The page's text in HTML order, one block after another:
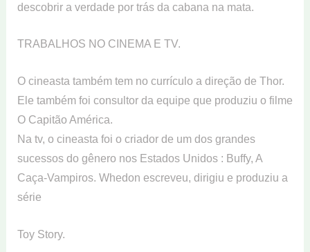
descobrir a verdade por trás da cabana na mata.
TRABALHOS NO CINEMA E TV.
O cineasta também tem no currículo a direção de Thor.
Ele também foi consultor da equipe que produziu o filme
O Capitão América.
Na tv, o cineasta foi o criador de um dos grandes
sucessos do gênero nos Estados Unidos : Buffy, A
Caça-Vampiros. Whedon escreveu, dirigiu e produziu a
série
Toy Story.